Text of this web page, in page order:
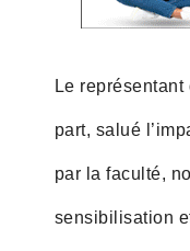
Le
part, salué
par la faculté,
sensibilisation